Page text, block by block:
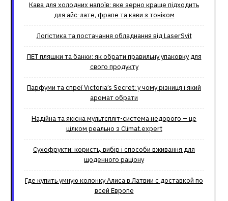
Кава для холодних напоїв: яке зерно краще підходить
для айс-лате, фрапе та кави з тоніком
Логістика та постачання обладнання від LaserSvit
ПЕТ пляшки та банки: як обрати правильну упаковку для
свого продукту
Парфуми та спреї Victoria’s Secret: у чому різниця і який
аромат обрати
Надійна та якісна мультспліт-система недорого – це
цілком реально з Climat.еxpert
Сухофрукти: користь, вибір і способи вживання для
щоденного раціону
Где купить умную колонку Алиса в Латвии с доставкой по
всей Европе